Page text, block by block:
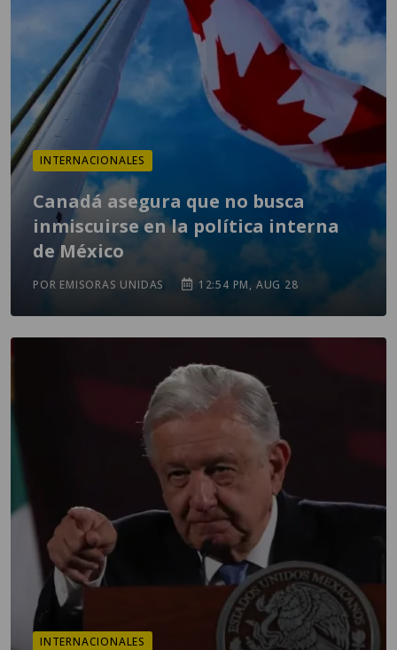
INTERNACIONALES
Canadá asegura que no busca
inmiscuirse en la política interna
de México
POR EMISORAS UNIDAS 12:54 PM, AUG 28
INTERNACIONALES